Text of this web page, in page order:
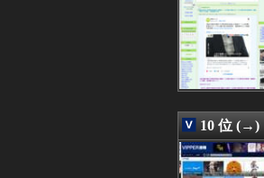
08/06 08:38
08/06 08:38
08/06 08:38
08/06 08:36
08/06 08:35
08/06 08:35
08/06 08:33
08/06 08:33
08/06 08:33
08/06 08:31
10 位 (→)